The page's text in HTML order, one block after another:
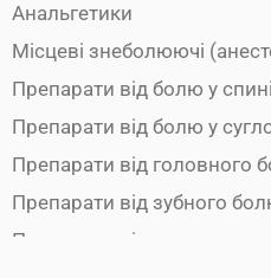
Анальгетики
Місцеві знеболюючі
Препарати від болю у спині
Препарати від болю у
Препарати від головного
Препарати від зубного
Препарати від